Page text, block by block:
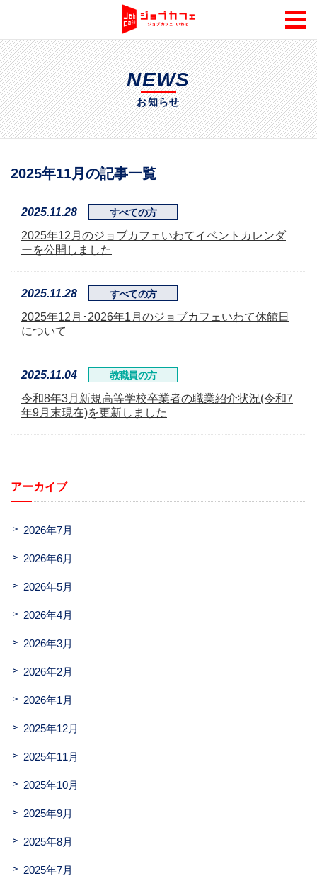
NEWS
お知らせ
2025年11月の記事一覧
2025.11.28 すべての方
2025年12月のジョブカフェいわてイベントカレンダ
ーを公開しました
2025.11.28 すべての方
2025年12月･2026年1月のジョブカフェいわて休館日
について
2025.11.04 教職員の方
令和8年3月新規高等学校卒業者の職業紹介状況(令和7
年9月末現在)を更新しました
アーカイブ
2026年7月
2026年6月
2026年5月
2026年4月
2026年3月
2026年2月
2026年1月
2025年12月
2025年11月
2025年10月
2025年9月
2025年8月
2025年7月